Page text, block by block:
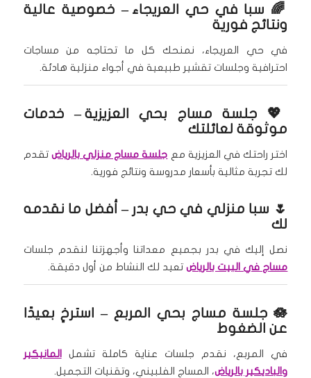
🌈 سبا في حي العريجاء – خصوصية عالية
ونتائج فورية
في حي العريجاء، نمنحك كل ما تحتاجه من مساجات
احترافية وجلسات تقشير طبيعية في أجواء منزلية هادئة.
💖 جلسة مساج بحي العزيزية– خدمات
موثوقة لعائلتك
اختر راحتك في العزيزية مع جلسة مساج منزلي بالرياض تقدم
لك تجربة مثالية بأسعار مدروسة ونتائج فورية.
🌷 سبا منزلي في حي بدر – أفضل ما نقدمه
لك
نصل إليك في بدر بجميع معداتنا وأجهزتنا لنقدم جلسات
مساج في البيت بالرياضتعيد لك النشاط من أول دقيقة.
🪷 جلسة مساج بحي المربع – استرخِ بعيدًا
عن الضغوط
في المربع، نقدم جلسات عناية كاملة تشمل
المانيكير
والباديكير بالرياض، المساج الفلبيني، وتقنيات التجميل.